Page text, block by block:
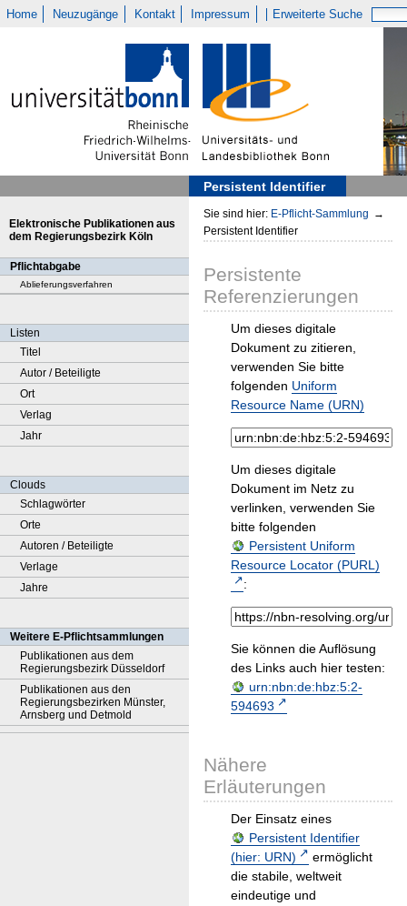
Home Neuzugänge Kontakt Impressum Erweiterte Suche
Persistent Identifier
Elektronische Publikationen aus
dem Regierungsbezirk Köln
Pflichtabgabe
Ablieferungsverfahren
Listen
Titel
Autor / Beteiligte
Ort
Verlag
Jahr
Clouds
Schlagwörter
Orte
Autoren / Beteiligte
Verlage
Jahre
Weitere E-Pflichtsammlungen
Publikationen aus dem
Regierungsbezirk Düsseldorf
Publikationen aus den
Regierungsbezirken Münster,
Arnsberg und Detmold
Sie sind hier: E-Pflicht-Sammlung →
Persistent Identifier
Persistente
Referenzierungen
Um dieses digitale
Dokument zu zitieren,
verwenden Sie bitte
folgenden Uniform
Resource Name (URN)
Um dieses digitale
Dokument im Netz zu
verlinken, verwenden Sie
bitte folgenden
Persistent Uniform
Resource Locator (PURL)
:
Sie können die Auflösung
des Links auch hier testen:
urn:nbn:de:hbz:5:2-
594693
Nähere
Erläuterungen
Der Einsatz eines
Persistent Identifier
(hier: URN)
ermöglicht
die stabile, weltweit
eindeutige und